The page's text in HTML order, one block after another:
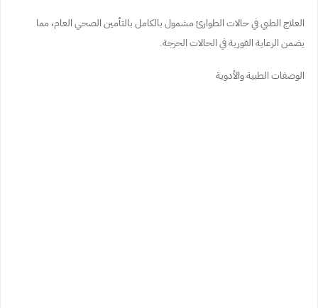
العلاج الطبي في حالات الطوارئ مشمول بالكامل بالتأمين الصحي العام، مما
يضمن الرعاية الفورية في الحالات الحرجة.
الوصفات الطبية والأدوية